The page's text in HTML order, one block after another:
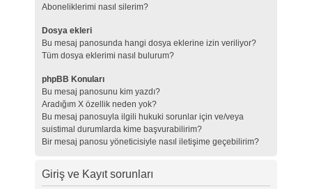
Aboneliklerimi nasıl silerim?
Dosya ekleri
Bu mesaj panosunda hangi dosya eklerine izin veriliyor?
Tüm dosya eklerimi nasıl bulurum?
phpBB Konuları
Bu mesaj panosunu kim yazdı?
Aradığım X özellik neden yok?
Bu mesaj panosuyla ilgili hukuki sorunlar için ve/veya
suistimal durumlarda kime başvurabilirim?
Bir mesaj panosu yöneticisiyle nasıl iletişime geçebilirim?
Giriş ve Kayıt sorunları